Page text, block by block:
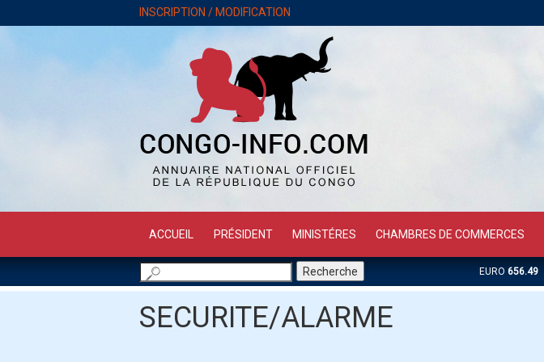
INSCRIPTION / MODIFICATION
ACCUEIL PRÉSIDENT MINISTÉRES CHAMBRES DE COMMERCES
EURO 656.49
SECURITE/ALARME